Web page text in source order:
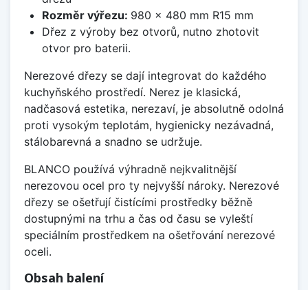
Rozměr výřezu: 980 x 480 mm R15 mm
Dřez z výroby bez otvorů, nutno zhotovit
otvor pro baterii.
Nerezové dřezy se dají integrovat do každého
kuchyňského prostředí. Nerez je klasická,
nadčasová estetika, nerezaví, je absolutně odolná
proti vysokým teplotám, hygienicky nezávadná,
stálobarevná a snadno se udržuje.
BLANCO používá výhradně nejkvalitnější
nerezovou ocel pro ty nejvyšší nároky. Nerezové
dřezy se ošetřují čistícími prostředky běžně
dostupnými na trhu a čas od času se vyleští
speciálním prostředkem na ošetřování nerezové
oceli.
Obsah balení